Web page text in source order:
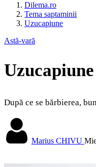
Dilema.ro
Tema saptaminii
Uzucapiune
Astă-vară
Uzucapiune
După ce se bărbierea,
Marius CHIVU